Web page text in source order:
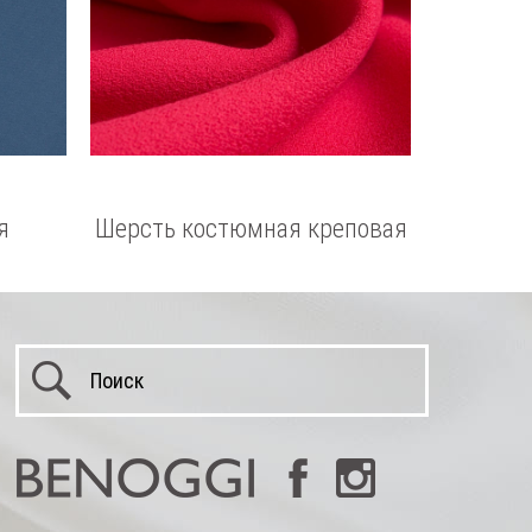
Шерсть костюмная креповая